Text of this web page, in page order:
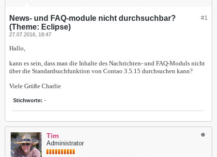
#1
News- und FAQ-module nicht durchsuchbar?
(Theme: Eclipse)
27.07.2016, 18:47
Hallo,
kann es sein, dass man die Inhalte des Nachrichten- und FAQ-Moduls nicht
über die Standardsuchfunktion von Contao 3.5.15 durchsuchen kann?
Viele Grüße Charlie
Stichworte: -
Tim
Administrator